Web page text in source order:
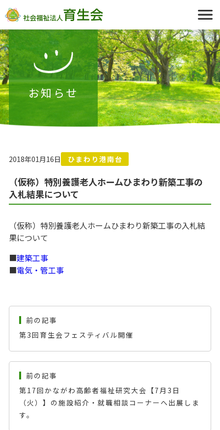
お知らせ
2018年01月16日 ひまわり港南台
（仮称）特別養護老人ホームひまわり新築工事の
入札結果について
（仮称）特別養護老人ホームひまわり新築工事の入札結
果について
■建築工事
■電気・管工事
前の記事
第3回育生会フェスティバル開催
前の記事
第17回かながわ高齢者福祉研究大会【7月3日
（火）】の施設紹介・就職相談コーナーへ出展しま
す。